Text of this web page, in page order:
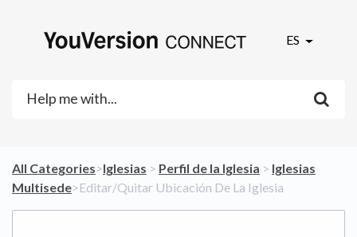
ES
All Categories​>​​Iglesias ​ > ​ ​Perfil de la Iglesia ​ > ​ ​Iglesias
Multisede​>​ Editar/Quitar Ubicación De La Iglesia